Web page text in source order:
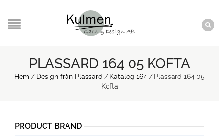
PLASSARD 164 05 KOFTA
Hem / Design från Plassard / Katalog 164 / Plassard 164 05
Kofta
PRODUCT BRAND